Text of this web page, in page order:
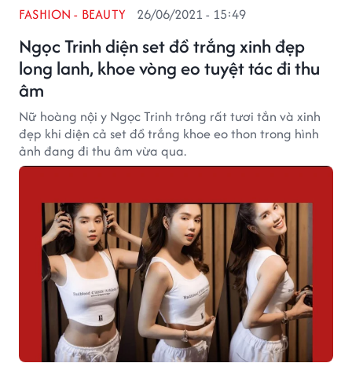
Ngọc Trinh diện set đồ trắng xinh đẹp
long lanh, khoe vòng eo tuyệt tác đi thu
âm
FASHION - BEAUTY 26/06/2021 - 15:49
Nữ hoàng nội y Ngọc Trinh trông rất tươi tắn và xinh
đẹp khi diện cả set đồ trắng khoe eo thon trong hình
ảnh đang đi thu âm vừa qua.